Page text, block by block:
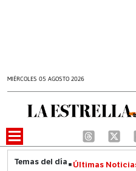
MIÉRCOLES 05 AGOSTO 2026
Últimas